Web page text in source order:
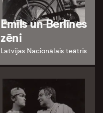
Emīls un Berlīnes
zēni
Latvijas Nacionālais teātris